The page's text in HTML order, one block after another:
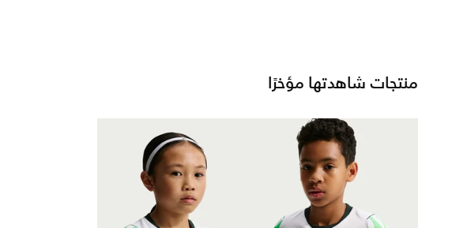
منتجات شاهدتها مؤخرًا